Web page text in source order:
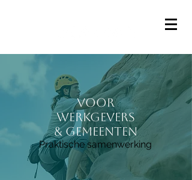
Voor
Werkgevers
& Gemeenten
Praktische samenwerking